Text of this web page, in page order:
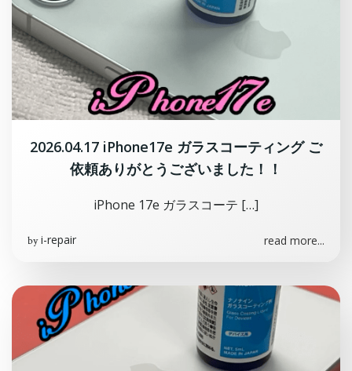
2026.04.17 iPhone17e ガラスコーティング ご
依頼ありがとうございました！！
iPhone 17e ガラスコーテ […]
by i-repair read more...